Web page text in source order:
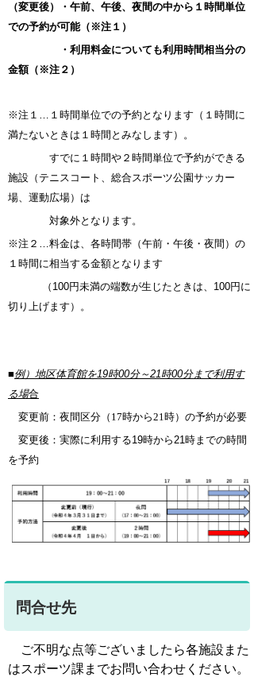
（変更後）
・午前、午後、夜間の中から １時間単位
での予約が可能（※注１）
・ 利用料金について も利用時間相当分の
金額（※注 ２）
※注１…１時間単位での予約となります（１時間に
満たないときは１時間とみなします）。
すでに１時間や２時間単位で予約ができる
施設（テニスコート、 総合スポーツ公園サッカー
場、 運動広場）は
対象外となります。
※注２…料金は、各時間帯（午前・午後・夜間）の
１時間に相当する金額となります
（100円未満の端数が生じ たときは、100円に
切り上げます）。
■例）地区体育館を19時00分～21時00分まで利用す
る場合
変更前：夜間区分 （17時から21時） の予約が必要
変更後：実際に利用する19時から21時までの時間
を予約
問合せ先
ご不明な点等ございましたら各施設また
はスポーツ課までお問い合わせください。